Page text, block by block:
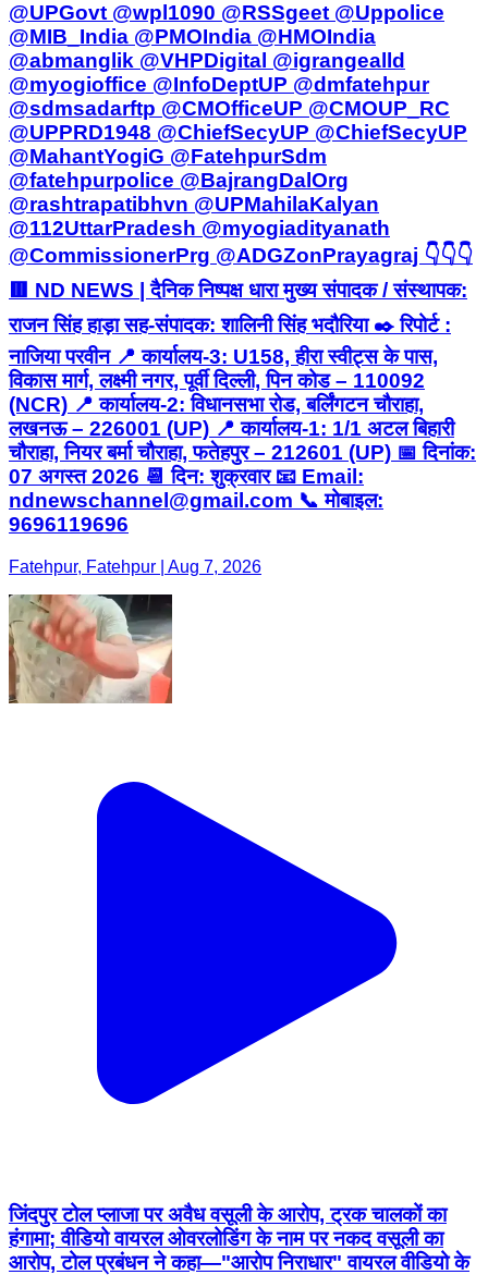
@UPGovt @wpl1090 @RSSgeet @Uppolice
@MIB_India @PMOIndia @HMOIndia
@abmanglik @VHPDigital @igrangealld
@myogioffice @InfoDeptUP @dmfatehpur
@sdmsadarftp @CMOfficeUP @CMOUP_RC
@UPPRD1948 @ChiefSecyUP @ChiefSecyUP
@MahantYogiG @FatehpurSdm
@fatehpurpolice @BajrangDalOrg
@rashtrapatibhvn @UPMahilaKalyan
@112UttarPradesh @myogiadityanath
@CommissionerPrg @ADGZonPrayagraj 👇👇👇
🟥 ND NEWS | दैनिक निष्पक्ष धारा मुख्य संपादक / संस्थापक:
राजन सिंह हाड़ा सह-संपादक: शालिनी सिंह भदौरिया ✒️ रिपोर्ट :
नाजिया परवीन 📍 कार्यालय-3: U158, हीरा स्वीट्स के पास,
विकास मार्ग, लक्ष्मी नगर, पूर्वी दिल्ली, पिन कोड – 110092
(NCR) 📍 कार्यालय-2: विधानसभा रोड, बर्लिंगटन चौराहा,
लखनऊ – 226001 (UP) 📍 कार्यालय-1: 1/1 अटल बिहारी
चौराहा, नियर बर्मा चौराहा, फतेहपुर – 212601 (UP) 📅 दिनांक:
07 अगस्त 2026 📆 दिन: शुक्रवार 📧 Email:
ndnewschannel@gmail.com 📞 मोबाइल:
9696119696
Fatehpur, Fatehpur | Aug 7, 2026
जिंदपुर टोल प्लाजा पर अवैध वसूली के आरोप, ट्रक चालकों का
हंगामा; वीडियो वायरल ओवरलोडिंग के नाम पर नकद वसूली का
आरोप, टोल प्रबंधन ने कहा—"आरोप निराधार" वायरल वीडियो के